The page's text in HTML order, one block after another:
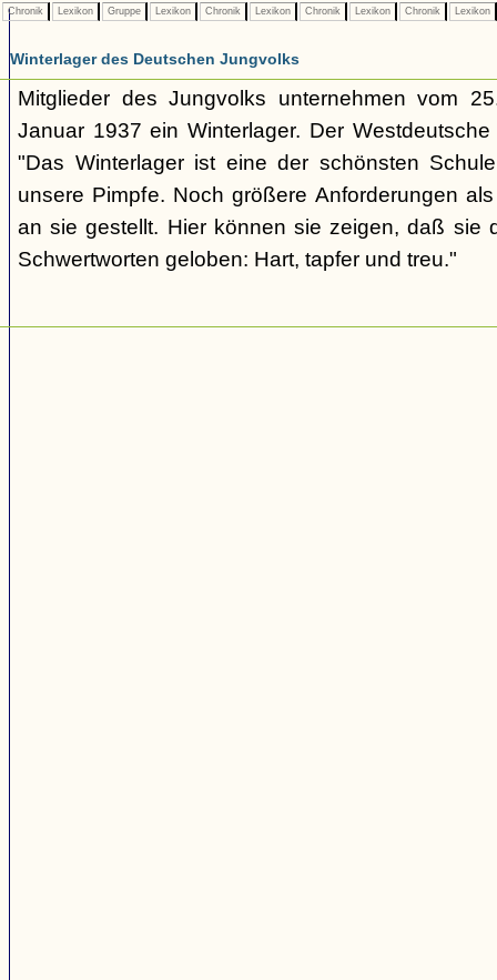
Chronik Lexikon Gruppe Lexikon Chronik Lexikon Chronik Lexikon Chronik Lexikon
Winterlager des Deutschen Jungvolks
Mitglieder des Jungvolks unternehmen vom
Januar 1937 ein Winterlager. Der
"Das Winterlager ist eine der schönsten
unsere Pimpfe. Noch größere Anforderungen
an sie gestellt. Hier können sie zeigen, daß sie
Schwertworten geloben: Hart, tapfer und treu."